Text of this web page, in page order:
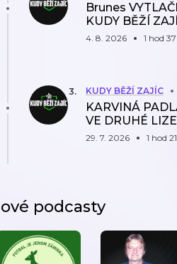
Brunes
KUDY BĚŽÍ
4. 8. 2026 1 hod
3. KUDY BĚŽÍ ZAJÍC
KARVINÁ
VE DRUHÉ
29. 7. 2026 1 hod
podcasty